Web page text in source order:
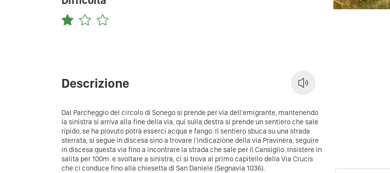
Descrizione
Dal Parcheggio del circolo di Sonego si prende per via dell'emigrante, mantenendo
la sinistra si arriva alla fine della via, qui sulla destra si prende un sentiero che sale
ripido, se ha piovuto potrà esserci acqua e fango. Il sentiero sbuca su una strada
sterrata, si segue in discesa sino a trovare l'indicazione della via Pravinera, seguire
in discesa questa via fino a incontrare la strada che sale per il Cansiglio. Insistere in
salita per 100m. e svoltare a sinistra, ci si trova al primo capitello della Via Crucis
che ci conduce fino alla chiesetta di San Daniele (Segnavia 1036).